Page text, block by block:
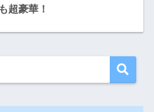
超豪華！